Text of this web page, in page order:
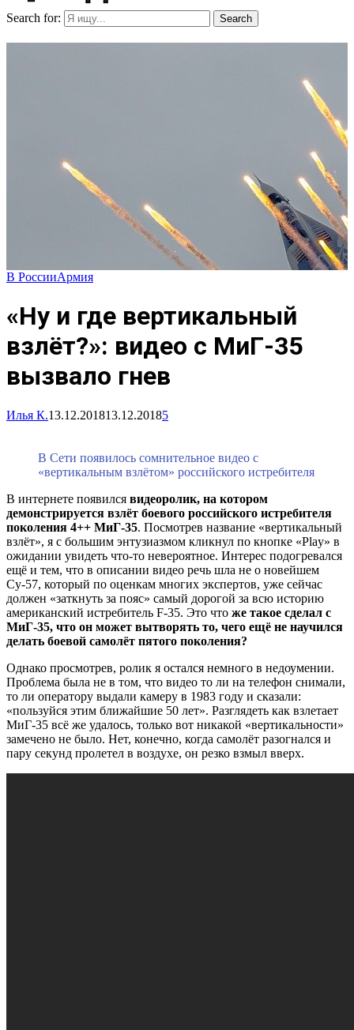
Search for: Search
В РоссииАрмия
«Ну и где вертикальный
взлёт?»: видео с МиГ-35
вызвало гнев
Илья К.13.12.201813.12.20185
В Сети появилось сомнительное видео с
«вертикальным взлётом» российского истребителя
В интернете появился видеоролик, на котором
демонстрируется взлёт боевого российского истребителя
поколения 4++ МиГ-35. Посмотрев название «вертикальный
взлёт», я с большим энтузиазмом кликнул по кнопке «Play» в
ожидании увидеть что-то невероятное. Интерес подогревался
ещё и тем, что в описании видео речь шла не о новейшем
Су-57, который по оценкам многих экспертов, уже сейчас
должен «заткнуть за пояс» самый дорогой за всю историю
американский истребитель F-35. Это что же такое сделал с
МиГ-35, что он может вытворять то, чего ещё не научился
делать боевой самолёт пятого поколения?
Однако просмотрев, ролик я остался немного в недоумении.
Проблема была не в том, что видео то ли на телефон снимали,
то ли оператору выдали камеру в 1983 году и сказали:
«пользуйся этим ближайшие 50 лет». Разглядеть как взлетает
МиГ-35 всё же удалось, только вот никакой «вертикальности»
замечено не было. Нет, конечно, когда самолёт разогнался и
пару секунд пролетел в воздухе, он резко взмыл вверх.